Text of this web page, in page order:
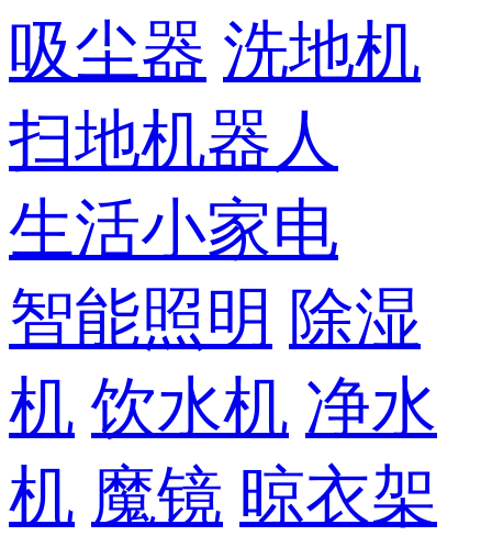
吸尘器 洗地机
扫地机器人
生活小家电
智能照明 除湿
机 饮水机 净水
机 魔镜 晾衣架